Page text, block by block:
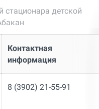
стационара детской
Контактная
информация
8 (3902) 21-55-91